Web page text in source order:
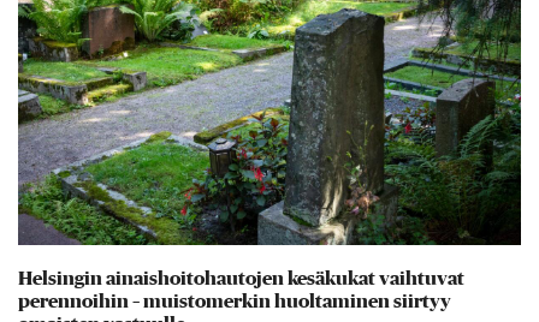
Helsingin ainaishoitohautojen kesäkukat vaihtuvat
perennoihin – muistomerkin huoltaminen siirtyy